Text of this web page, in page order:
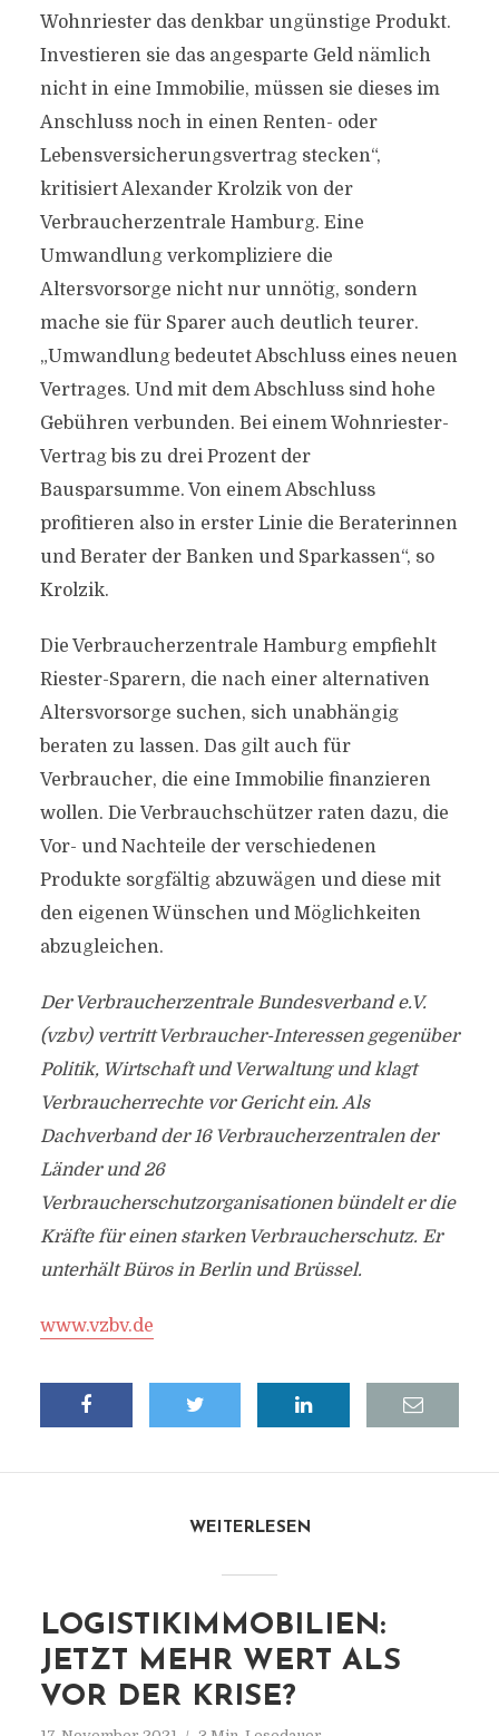
Wohnriester das denkbar ungünstige Produkt.
Investieren sie das angesparte Geld nämlich
nicht in eine Immobilie, müssen sie dieses im
Anschluss noch in einen Renten- oder
Lebensversicherungsvertrag stecken“,
kritisiert Alexander Krolzik von der
Verbraucherzentrale Hamburg. Eine
Umwandlung verkompliziere die
Altersvorsorge nicht nur unnötig, sondern
mache sie für Sparer auch deutlich teurer.
„Umwandlung bedeutet Abschluss eines neuen
Vertrages. Und mit dem Abschluss sind hohe
Gebühren verbunden. Bei einem Wohnriester-
Vertrag bis zu drei Prozent der
Bausparsumme. Von einem Abschluss
profitieren also in erster Linie die Beraterinnen
und Berater der Banken und Sparkassen“, so
Krolzik.
Die Verbraucherzentrale Hamburg empfiehlt
Riester-Sparern, die nach einer alternativen
Altersvorsorge suchen, sich unabhängig
beraten zu lassen. Das gilt auch für
Verbraucher, die eine Immobilie finanzieren
wollen. Die Verbrauchschützer raten dazu, die
Vor- und Nachteile der verschiedenen
Produkte sorgfältig abzuwägen und diese mit
den eigenen Wünschen und Möglichkeiten
abzugleichen.
Der Verbraucherzentrale Bundesverband e.V.
(vzbv) vertritt Verbraucher-Interessen gegenüber
Politik, Wirtschaft und Verwaltung und klagt
Verbraucherrechte vor Gericht ein. Als
Dachverband der 16 Verbraucherzentralen der
Länder und 26
Verbraucherschutzorganisationen bündelt er die
Kräfte für einen starken Verbraucherschutz. Er
unterhält Büros in Berlin und Brüssel.
www.vzbv.de
WEITERLESEN
LOGISTIKIMMOBILIEN:
JETZT MEHR WERT ALS
VOR DER KRISE?